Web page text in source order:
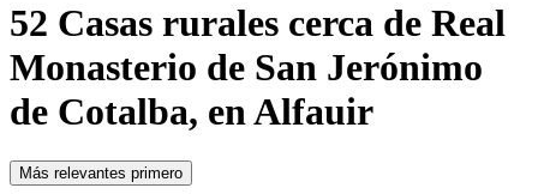
52 Casas rurales cerca de Real
Monasterio de San Jerónimo
de Cotalba, en Alfauir
Más relevantes primero